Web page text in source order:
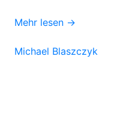
Mehr lesen →
Michael Blaszczyk